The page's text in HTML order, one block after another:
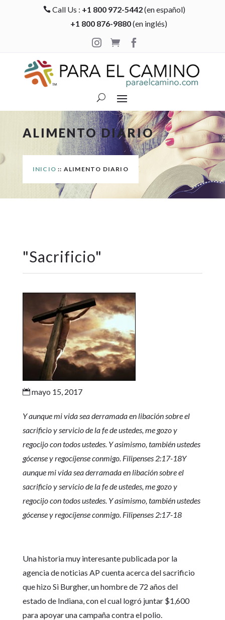
 Call Us : +1 800 972-5442(en español)
+1 800 876-9880(en inglés)

 
ALIMENTO DIARIO
INICIO :: ALIMENTO DIARIO
"Sacrificio"
mayo 15, 2017
Y aunque mi vida sea derramada en libación sobre el
sacrificio y servicio de la fe de ustedes, me gozo y
regocijo con todos ustedes. Y asimismo, también ustedes
gócense y regocíjense conmigo. Filipenses 2:17-18Y
aunque mi vida sea derramada en libación sobre el
sacrificio y servicio de la fe de ustedes, me gozo y
regocijo con todos ustedes. Y asimismo, también ustedes
gócense y regocíjense conmigo. Filipenses 2:17-18
Una historia muy interesante publicada por la
agencia de noticias AP cuenta acerca del sacrificio
que hizo Si Burgher, un hombre de 72 años del
estado de Indiana, con el cual logró juntar $1,600
para apoyar una campaña contra el polio.